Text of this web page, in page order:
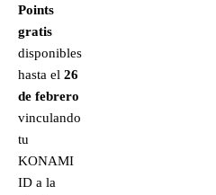
Points
gratis
disponibles
hasta el 26
de febrero
vinculando
tu
KONAMI
ID a la